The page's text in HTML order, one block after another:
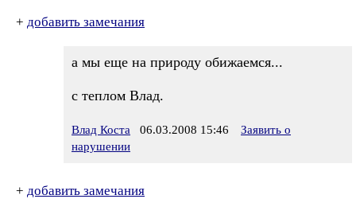
+ добавить замечания
а мы еще на природу обижаемся...
с теплом Влад.
Влад Коста 06.03.2008 15:46
Заявить о
нарушении
+ добавить замечания